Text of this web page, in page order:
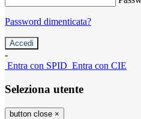
Password dimenticata?
-
Entra con SPID Entra con CIE
Seleziona utente
button close ×